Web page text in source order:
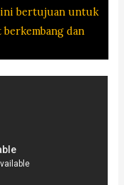
ini bertujuan untuk
berkembang dan